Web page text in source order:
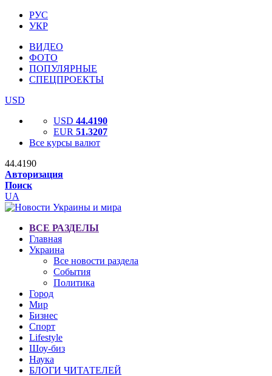
РУС
УКР
ВИДЕО
ФОТО
ПОПУЛЯРНЫЕ
СПЕЦПРОЕКТЫ
USD
USD 44.4190
EUR 51.3207
Все курсы валют
44.4190
Авторизация
Поиск
UA
ВСЕ РАЗДЕЛЫ
Главная
Украина
Все новости раздела
События
Политика
Город
Мир
Бизнес
Спорт
Lifestyle
Шоу-биз
Наука
БЛОГИ ЧИТАТЕЛЕЙ